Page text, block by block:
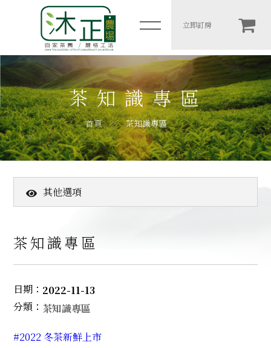
2022 阿里山冬茶 <陸續上架>
简体
木一館
岩二館
包棟房價表
農場介紹
客戶推薦
立即訂房
茶知識專區
首頁 茶知識專區
其他選項
茶知識專區
茶知識專區
日期： 2022-11-13
分類： 茶知識專區
#2022 冬茶新鮮上市